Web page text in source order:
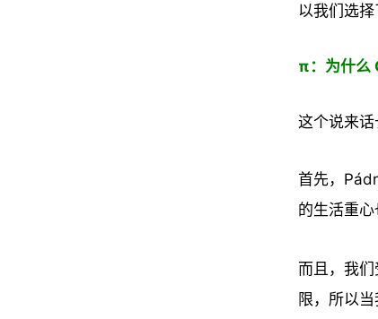
以我们选择
π：为什么
这个说来话
首先，
的生活重
而且，我们
限，所以